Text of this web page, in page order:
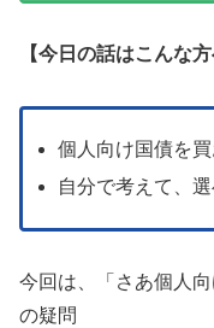
【今日の話はこんな方
個人向け国債を
自分で考えて、
今回は、「さあ個人
の疑問